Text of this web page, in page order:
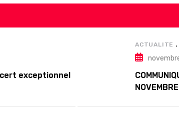
exceptionnel
ACTUALITE